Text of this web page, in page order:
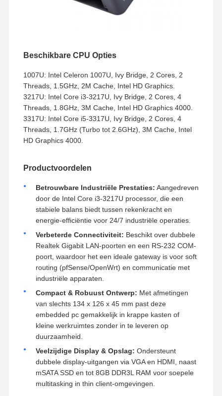
Beschikbare CPU Opties
1007U: Intel Celeron 1007U, Ivy Bridge, 2 Cores, 2
Threads, 1.5GHz, 2M Cache, Intel HD Graphics.
3217U: Intel Core i3-3217U, Ivy Bridge, 2 Cores, 4
Threads, 1.8GHz, 3M Cache, Intel HD Graphics 4000.
3317U: Intel Core i5-3317U, Ivy Bridge, 2 Cores, 4
Threads, 1.7GHz (Turbo tot 2.6GHz), 3M Cache, Intel
HD Graphics 4000.
Productvoordelen
Betrouwbare Industriële Prestaties: Aangedreven
door de Intel Core i3-3217U processor, die een
stabiele balans biedt tussen rekenkracht en
energie-efficiëntie voor 24/7 industriële operaties.
Verbeterde Connectiviteit: Beschikt over dubbele
Realtek Gigabit LAN-poorten en een RS-232 COM-
poort, waardoor het een ideale gateway is voor soft
routing (pfSense/OpenWrt) en communicatie met
industriële apparaten.
Compact & Robuust Ontwerp: Met afmetingen
van slechts 134 x 126 x 45 mm past deze
embedded pc gemakkelijk in krappe kasten of
kleine werkruimtes zonder in te leveren op
duurzaamheid.
Veelzijdige Display & Opslag: Ondersteunt
dubbele display-uitgangen via VGA en HDMI, naast
mSATA SSD en tot 8GB DDR3L RAM voor soepele
multitasking in thin client-omgevingen.